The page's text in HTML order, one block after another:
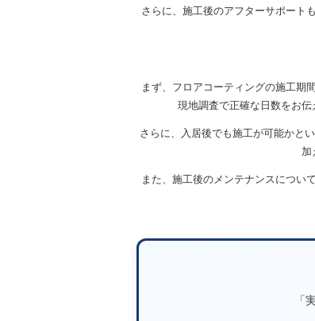
さらに、施工後のアフターサポート
まず、フロアコーティングの施工期
現地調査で正確な日数をお
さらに、入居後でも施工が可能かと
加
また、施工後のメンテナンスについ
「